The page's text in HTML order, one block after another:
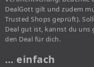
DealGott gilt und zudem
Trusted Shops geprüft).
Deal gut ist, kannst du
den Deal für dich.
… einfach